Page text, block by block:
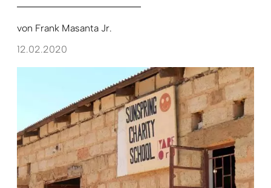
von Frank Masanta Jr.
12.02.2020